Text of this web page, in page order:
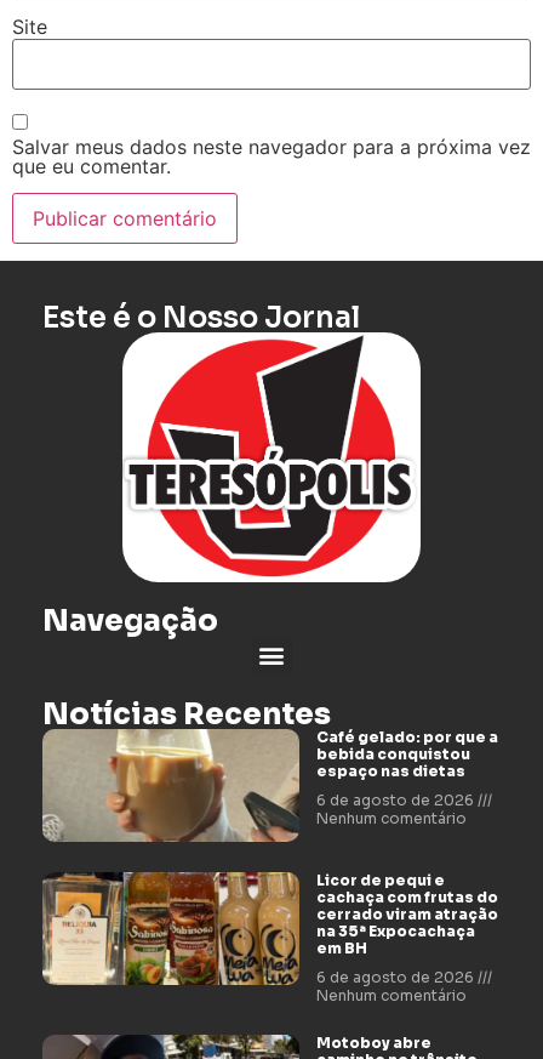
Site
Salvar meus dados neste navegador para a próxima vez
que eu comentar.
Este é o Nosso Jornal
Navegação
Notícias Recentes
Café gelado: por que a
bebida conquistou
espaço nas dietas
6 de agosto de 2026
Nenhum comentário
Licor de pequi e
cachaça com frutas do
cerrado viram atração
na 35ª Expocachaça
em BH
6 de agosto de 2026
Nenhum comentário
Motoboy abre